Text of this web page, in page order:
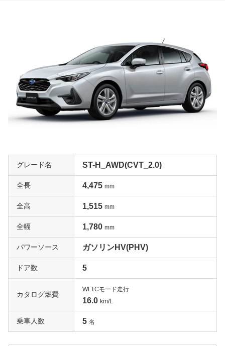
グレード名 ST-H_AWD(CVT_2.0)
全長 4,475 mm
全高 1,515 mm
全幅 1,780 mm
パワーソース ガソリンHV(PHV)
ドア数 5
カタログ燃費
WLTCモード走行
16.0 km/L
乗車人数 5 名